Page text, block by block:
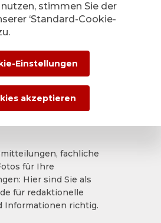
für
fachliche
für Ihre
Hier sind Sie als
für redaktionelle
Informationen richtig.
stimmen Sie der
‘Standard-Cookie-
Einstellungen
akzeptieren